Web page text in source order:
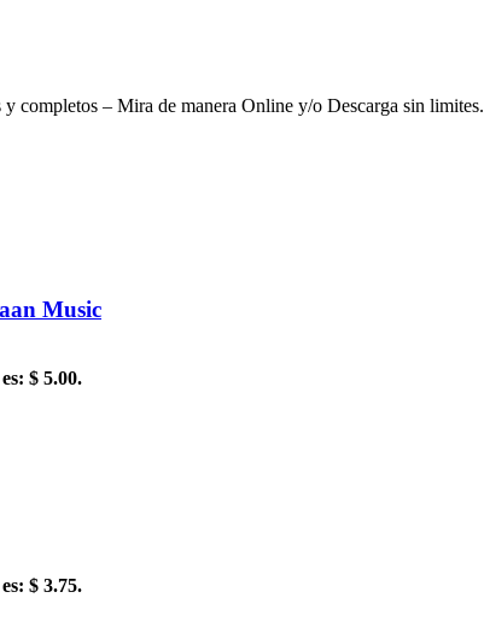
completos – Mira de manera Online y/o Descarga sin limites.
Music
$ 5.00.
$ 3.75.